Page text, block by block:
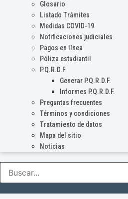
Glosario
Listado Trámites
Medidas COVID-19
Notificaciones judiciales
Pagos en línea
Póliza estudiantil
P.Q.R.D.F
Generar P.Q.R.D.F.
Informes P.Q.R.D.F.
Preguntas frecuentes
Términos y condiciones
Tratamiento de datos
Mapa del sitio
Noticias